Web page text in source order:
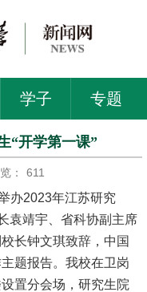
学子 专题
“开学第一课”
： 611
办2023年江苏研究
袁靖宇、省科协副主席
长钟文琪致辞，中国
题报告。我校在卫岗
置分会场，研究生院